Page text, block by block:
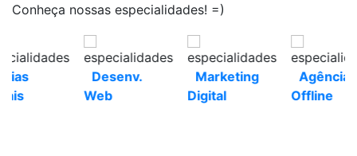
Conheça nossas especialidades! =)
Desenv.
Marketing
Agência